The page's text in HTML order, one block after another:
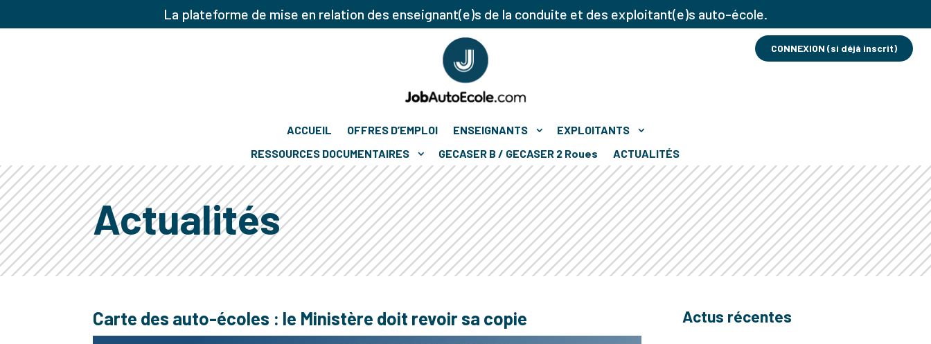
La plateforme de mise en relation des enseignant(e)s de la conduite et des exploitant(e)s auto-école.
ACCUEIL OFFRES D’EMPLOI ENSEIGNANTS
EXPLOITANTS
RESSOURCES DOCUMENTAIRES
GECASER B / GECASER 2 Roues ACTUALITÉS
CONNEXION (si déjà inscrit)
Actualités
Carte des auto-écoles : le Ministère doit revoir sa copie Actus récentes